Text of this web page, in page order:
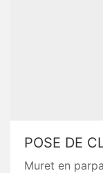
POSE DE
Muret en